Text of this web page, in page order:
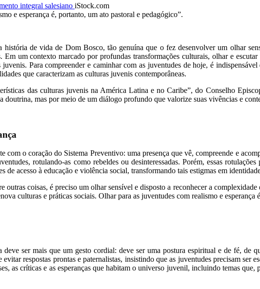
iStock.com
e esperança é, portanto, um ato pastoral e pedagógico”.
história de vida de Dom Bosco, tão genuína que o fez desenvolver um olhar
Em um contexto marcado por profundas transformações culturais, olhar e
Para compreender e caminhar com as juventudes de hoje, é
que caracterizam as culturas juvenis contemporâneas.
das culturas juvenis na América Latina e no Caribe”, do Conselho
doutrina, mas por meio de um diálogo profundo que valorize suas vivências e
com o coração do Sistema Preventivo: uma presença que vê, compreende e
rotulando-as como rebeldes ou desinteressadas. Porém, essas
de acesso à educação e violência social, transformando tais estigmas em
outras coisas, é preciso um olhar sensível e disposto a reconhecer a
culturas e práticas sociais. Olhar para as juventudes com realismo e esperança
deve ser mais que um gesto cordial: deve ser uma postura espiritual e de fé,
evitar respostas prontas e paternalistas, insistindo que as juventudes precisam
as críticas e as esperanças que habitam o universo juvenil, incluindo temas